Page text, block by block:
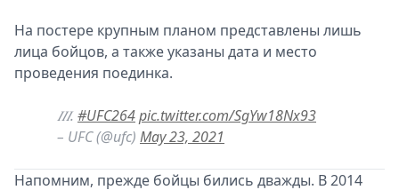
На постере крупным планом представлены лишь
лица бойцов, а также указаны дата и место
проведения поединка.
𝐼𝐼𝐼.#UFC264pic.twitter.com/SgYw18Nx93
– UFC (@ufc) May 23, 2021
Напомним, прежде бойцы бились дважды. В 2014